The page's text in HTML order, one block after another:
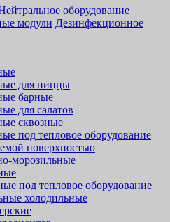
оборудование
модули Дезинфекционное
для пиццы
барные
для салатов
сквозные
под тепловое оборудование
поверхностью
морозильные
под тепловое оборудование
холодильные